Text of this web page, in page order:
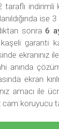
taraflı indirimli
ise
sonra 6
garanti
ekranınız ile
anında
ekran
amacı ile
cam koruyucu